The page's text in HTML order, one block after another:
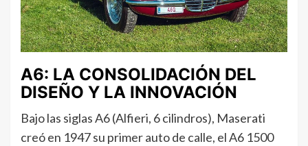
A6: LA CONSOLIDACIÓN DEL
DISEÑO Y LA INNOVACIÓN
Bajo las siglas A6 (Alfieri, 6 cilindros), Maserati
creó en 1947 su primer auto de calle, el A6 1500